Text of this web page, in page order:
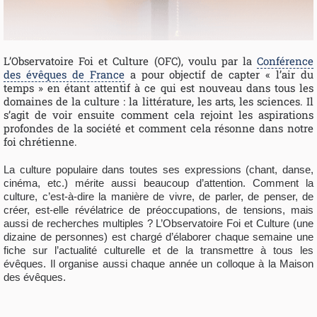
L’Observatoire Foi et Culture (OFC), voulu par la Conférence
des évêques de Francea pour objectif de capter « l’air du
temps » en étant attentif à ce qui est nouveau dans tous les
domaines de la culture : la littérature, les arts, les sciences. Il
s’agit de voir ensuite comment cela rejoint les aspirations
profondes de la société et comment cela résonne dans notre
foi chrétienne.
La culture populaire dans toutes ses expressions (chant, danse,
cinéma, etc.) mérite aussi beaucoup d’attention. Comment la
culture, c’est-à-dire la manière de vivre, de parler, de penser, de
créer, est-elle révélatrice de préoccupations, de tensions, mais
aussi de recherches multiples ? L’Observatoire Foi et Culture (une
dizaine de personnes) est chargé d’élaborer chaque semaine une
fiche sur l’actualité culturelle et de la transmettre à tous les
évêques. Il organise aussi chaque année un colloque à la Maison
des évêques.